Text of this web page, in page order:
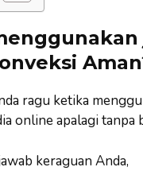
ragu ketika
online apalagi tanpa
keraguan Anda,